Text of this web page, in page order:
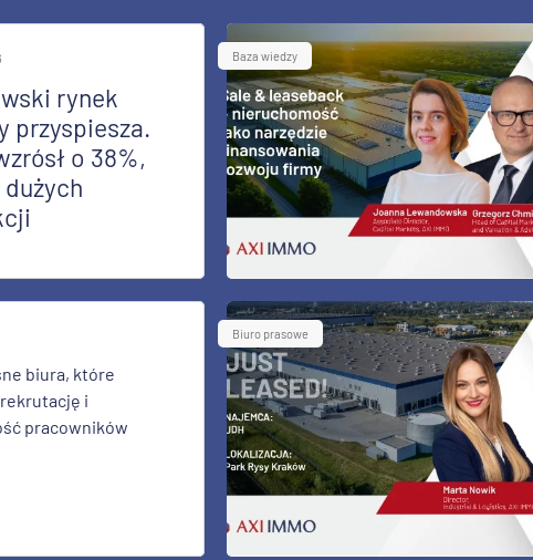
rynek
przyspiesza.
o 38%,
Baza wiedzy
biura, które
i
pracowników
Biuro prasowe